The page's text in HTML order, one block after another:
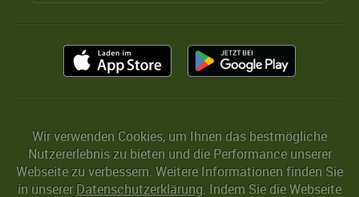
Wir verwenden Cookies, um Ihnen das bestmögliche
Nutzererlebnis zu bieten und die Performance unserer
Webseite zu verbessern. Weitere Informationen finden Sie
in unserer Datenschutzerklärung. Indem Sie die Webseite